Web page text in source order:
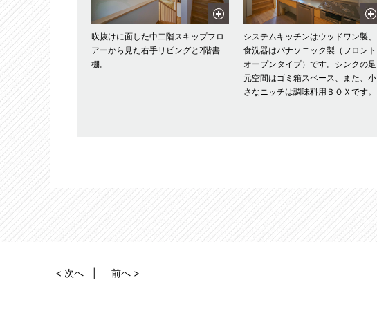
吹抜けに面した中二階スキップフロ
アーから見た右手リビングと2階書
棚。
システムキッチンはウッドワン製、
食洗器はパナソニック製（フロント
オープンタイプ）です。シンクの足
元空間はゴミ箱スペース、また、小
さなニッチは調味料用ＢＯＸです。
< 次へ 前へ >